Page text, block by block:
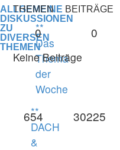
ALLGEMEINE
DISKUSSIONEN
ZU
DIVERSEN
THEMEN
THEMEN BEITRÄGE
**
Das
Thema
der
Woche
0 0
Keine Beiträge
**
DACH
&
654 30225